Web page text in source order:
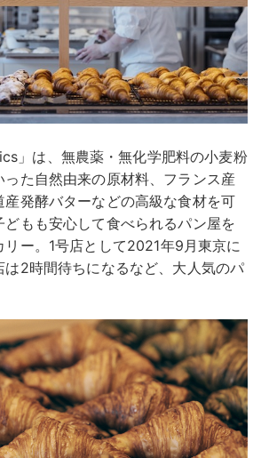
」は、無農薬・無化学肥料の小⻨粉
た自然由来の原材料、フランス産
発酵バターなどの高級な食材を可
もも安心して食べられるパン屋を
リー。1号店として2021年9月東京に
は2時間待ちになるなど、大人気のパ